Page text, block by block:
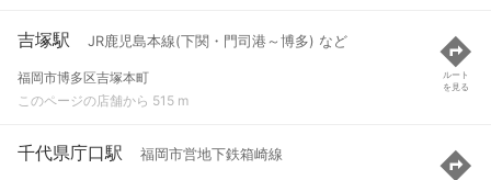
吉塚駅 JR鹿児島本線(下関・門司港～博多) など
福岡市博多区吉塚本町
このページの店舗から 515 m
ルート
を見る
千代県庁口駅 福岡市営地下鉄箱崎線